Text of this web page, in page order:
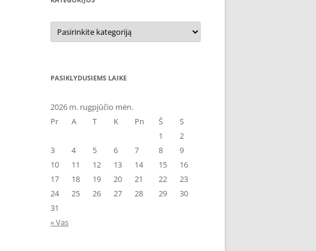
Kategorijos
PASIKLYDUSIEMS LAIKE
2026 m. rugpjūčio mėn.
Pr
A T K Pn Š
S
1
2
3
4 5 6 7 8
9
10
11 12 13 14 15
16
17
18 19 20 21 22
23
24
25 26 27 28 29
30
31
« Vas